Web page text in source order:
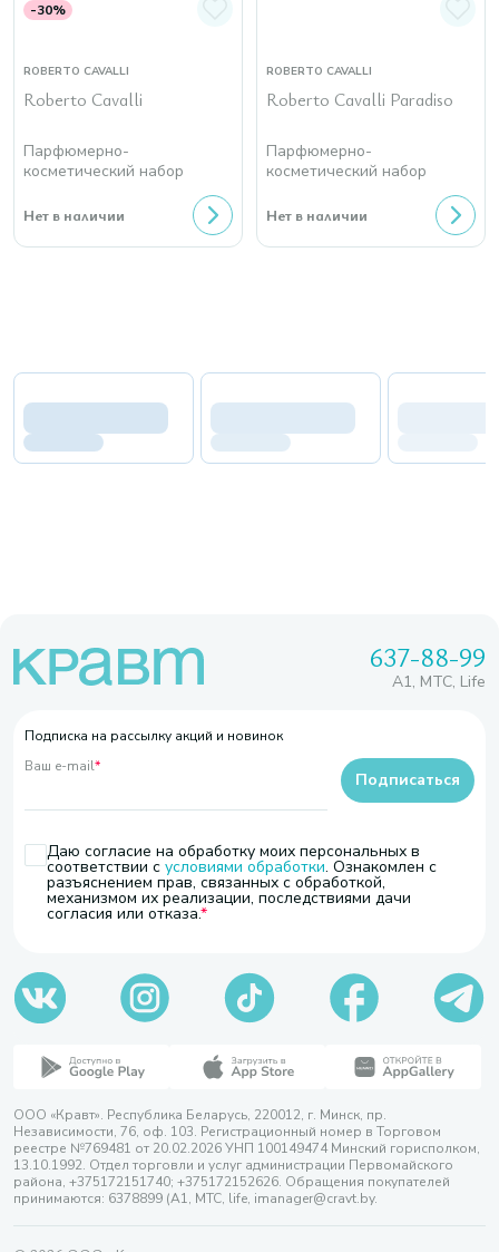
-30%
ROBERTO CAVALLI
Roberto Cavalli
Парфюмерно-
косметический набор
Нет в наличии
ROBERTO CAVALLI
Roberto Cavalli Paradiso
Парфюмерно-
косметический набор
Нет в наличии
637-88-99
A1, МТС, Life
Подписка на рассылку акций и новинок
Ваш e-mail*
Даю согласие на обработку моих персональных в
соответствии с условиями обработки. Ознакомлен с
разъяснением прав, связанных с обработкой,
механизмом их реализации, последствиями дачи
согласия или отказа.
Подписаться
ООО «Кравт». Республика Беларусь, 220012, г. Минск, пр.
Независимости, 76, оф. 103. Регистрационный номер в Торговом
реестре №769481 от 20.02.2026 УНП 100149474 Минский горисполком,
13.10.1992. Отдел торговли и услуг администрации Первомайского
района, +375172151740; +375172152626. Обращения покупателей
принимаются: 6378899 (А1, МТС, life, imanager@cravt.by.